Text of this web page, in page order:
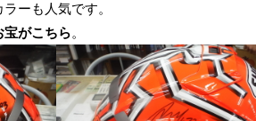
ーも人気です。
宝がこちら。